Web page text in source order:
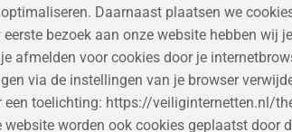
Daarnaast plaatsen we
eerste bezoek aan onze website hebben wij
afmelden voor cookies door je
via de instellingen van je browser
een toelichting: https://veiliginternetten.nl/
website worden ook cookies geplaatst door